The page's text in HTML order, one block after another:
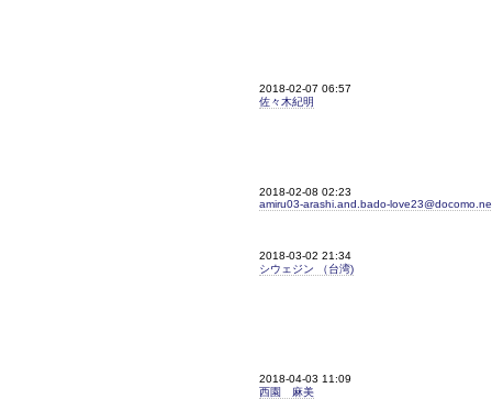
2018-02-07 06:57
佐々木紀明
2018-02-08 02:23
amiru03-arashi.and.bado-
2018-03-02 21:34
シウェジン （台湾)
2018-04-03 11:09
西園 麻美